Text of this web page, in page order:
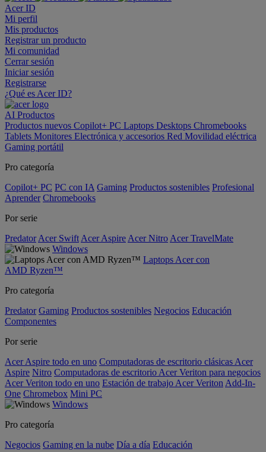
Acer ID
Mi perfil
Mis productos
Registrar un producto
Mi comunidad
Cerrar sesión
Iniciar sesión
Registrarse
¿Qué es Acer ID?
AI Productos
Productos nuevos Copilot+ PC Laptops Desktops Chromebooks
Tablets Monitores Electrónica y accesorios Red Movilidad eléctrica
Gaming portátil
Pro categoría
Copilot+ PC PC con IA Gaming Productos sostenibles Profesional
Aprender Chromebooks
Por serie
Predator Acer Swift Acer Aspire Acer Nitro Acer TravelMate
Windows
Laptops Acer con
AMD Ryzen™
Pro categoría
Predator Gaming Productos sostenibles Negocios Educación
Componentes
Por serie
Acer Aspire todo en uno Computadoras de escritorio clásicas Acer
Aspire Nitro Computadoras de escritorio Acer Veriton para negocios
Acer Veriton todo en uno Estación de trabajo Acer Veriton Add-In-
One Chromebox Mini PC
Windows
Pro categoría
Negocios Gaming en la nube Día a día Educación